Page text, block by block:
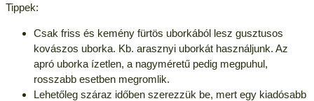
Tippek:
Csak friss és kemény fürtös uborkából lesz gusztusos
kovászos uborka. Kb. arasznyi uborkát használjunk. Az
apró uborka ízetlen, a nagyméretű pedig megpuhul,
rosszabb esetben megromlik.
Lehetőleg száraz időben szerezzük be, mert egy kiadósabb